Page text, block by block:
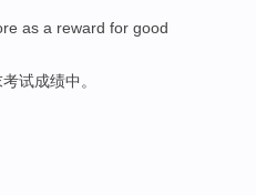
as a reward for good
考试成绩中。